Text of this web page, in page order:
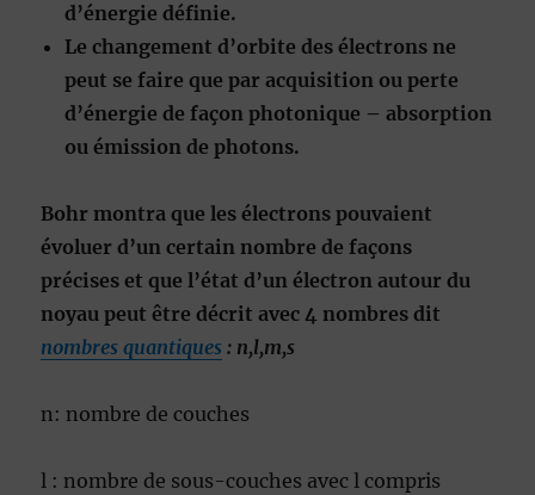
d’énergie définie.
Le changement d’orbite des électrons ne
peut se faire que par acquisition ou perte
d’énergie de façon photonique – absorption
ou émission de photons.
Bohr montra que les électrons pouvaient
évoluer d’un certain nombre de façons
précises et que l’état d’un électron autour du
noyau peut être décrit avec 4 nombres dit
nombres quantiques : n,l,m,s
n: nombre de couches
l : nombre de sous-couches avec l compris